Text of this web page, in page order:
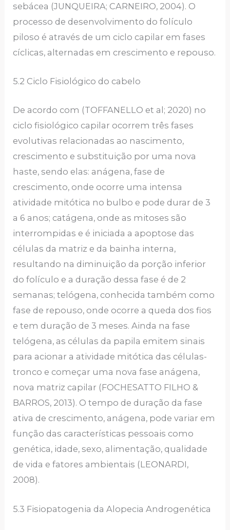
sebácea (JUNQUEIRA; CARNEIRO, 2004). O
processo de desenvolvimento do folículo
piloso é através de um ciclo capilar em fases
cíclicas, alternadas em crescimento e repouso.
5.2 Ciclo Fisiológico do cabelo
De acordo com (TOFFANELLO et al; 2020) no
ciclo fisiológico capilar ocorrem três fases
evolutivas relacionadas ao nascimento,
crescimento e substituição por uma nova
haste, sendo elas: anágena, fase de
crescimento, onde ocorre uma intensa
atividade mitótica no bulbo e pode durar de 3
a 6 anos; catágena, onde as mitoses são
interrompidas e é iniciada a apoptose das
células da matriz e da bainha interna,
resultando na diminuição da porção inferior
do folículo e a duração dessa fase é de 2
semanas; telógena, conhecida também como
fase de repouso, onde ocorre a queda dos fios
e tem duração de 3 meses. Ainda na fase
telógena, as células da papila emitem sinais
para acionar a atividade mitótica das células-
tronco e começar uma nova fase anágena,
nova matriz capilar (FOCHESATTO FILHO &
BARROS, 2013). O tempo de duração da fase
ativa de crescimento, anágena, pode variar em
função das características pessoais como
genética, idade, sexo, alimentação, qualidade
de vida e fatores ambientais (LEONARDI,
2008).
5.3 Fisiopatogenia da Alopecia Androgenética